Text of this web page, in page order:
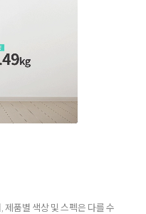
품별 색상 및 스펙은 다를 수